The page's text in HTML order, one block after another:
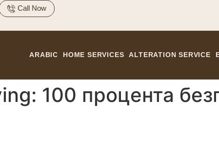
Call Now
ARABIC HOME SERVICES ALTERATION SERVICE
100 процента